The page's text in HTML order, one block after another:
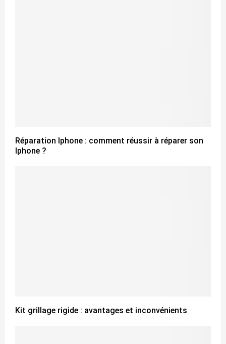
Réparation Iphone : comment réussir à réparer son
Iphone ?
Kit grillage rigide : avantages et inconvénients